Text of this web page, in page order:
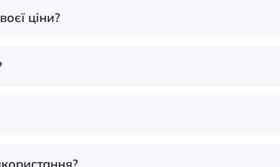
ціни?